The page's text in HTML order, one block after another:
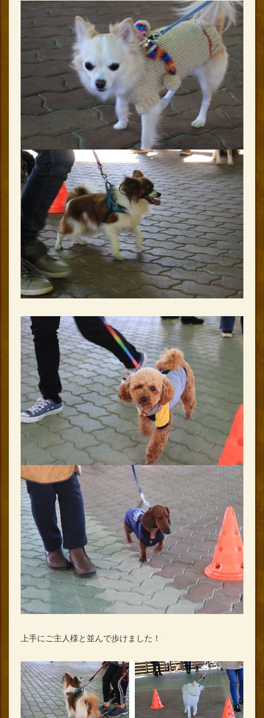
上手にご主人様と並んで歩けました！